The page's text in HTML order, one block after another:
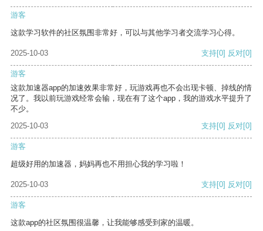
游客
这款学习软件的社区氛围非常好，可以与其他学习者交流学习心得。
2025-10-03 支持[0] 反对[0]
游客
这款加速器app的加速效果非常好，玩游戏再也不会出现卡顿、掉线的情
况了。我以前玩游戏经常会输，现在有了这个app，我的游戏水平提升了
不少。
2025-10-03
支持[0] 反对[0]
游客
超级好用的加速器，妈妈再也不用担心我的学习啦！
2025-10-03 支持[0] 反对[0]
游客
这款app的社区氛围很温馨，让我能够感受到家的温暖。